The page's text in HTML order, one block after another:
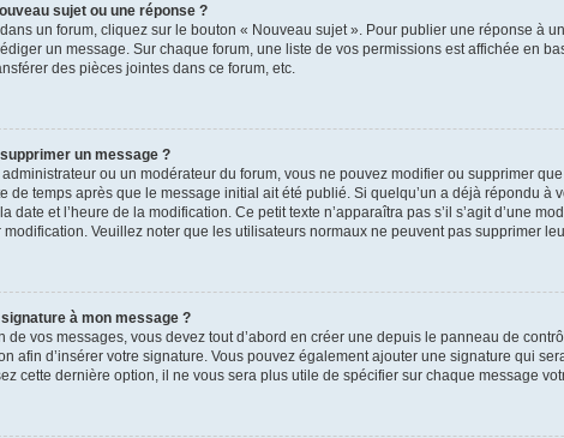
sujet ou une réponse ?
un forum, cliquez sur le bouton « Nouveau sujet ». Pour publier une réponse à
un message. Sur chaque forum, une liste de vos permissions est affichée en
des pièces jointes dans ce forum, etc.
un message ?
ou un modérateur du forum, vous ne pouvez modifier ou supprimer
de temps après que le message initial ait été publié. Si quelqu’un a déjà répondu
date et l’heure de la modification. Ce petit texte n’apparaîtra pas s’il s’agit d’une
Veuillez noter que les utilisateurs normaux ne peuvent pas supprimer
à mon message ?
de vos messages, vous devez tout d’abord en créer une depuis le panneau de
afin d’insérer votre signature. Vous pouvez également ajouter une signature qui
cette dernière option, il ne vous sera plus utile de spécifier sur chaque message